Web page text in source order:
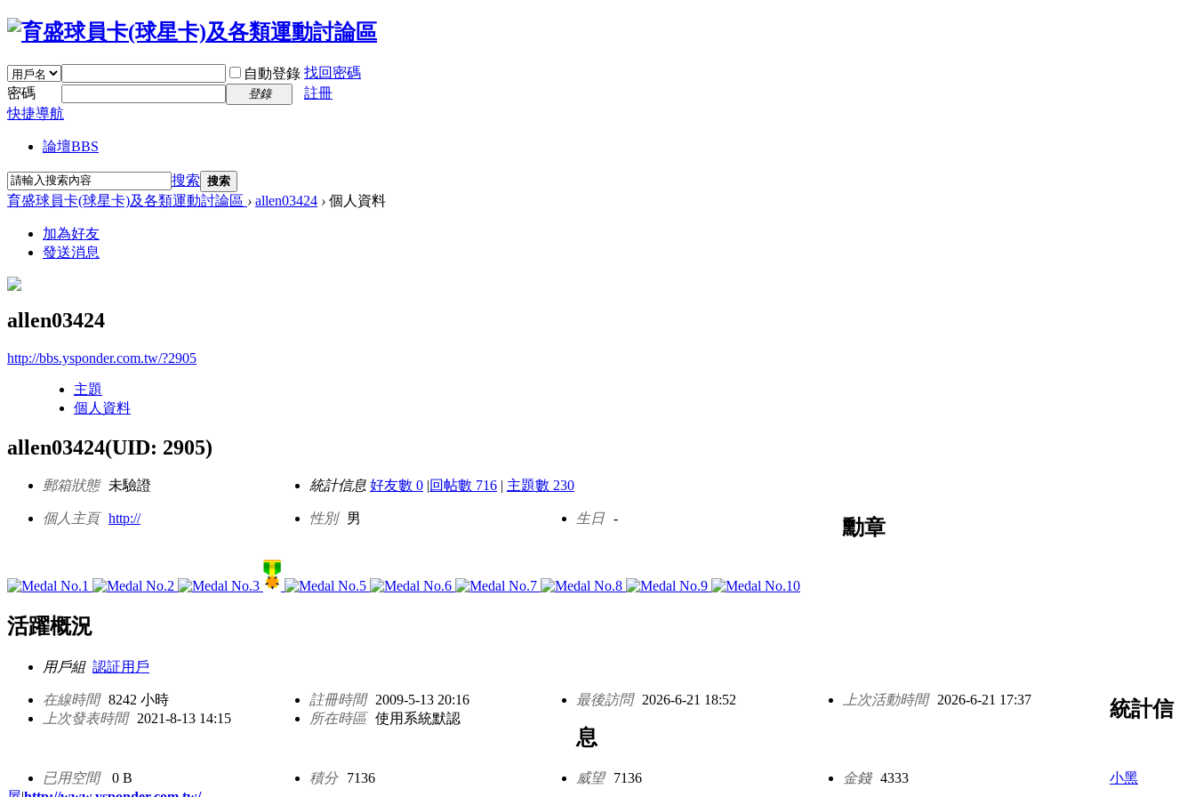
自動登錄 找回密碼
密碼
登錄
註冊
快捷導航
論壇BBS
搜索 搜索
育盛球員卡(球星卡)及各類運動討論區 › allen03424 › 個人資料
加為好友
發送消息
allen03424
http://bbs.ysponder.com.tw/?2905
主題
個人資料
allen03424(UID: 2905)
郵箱狀態 未驗證 統計信息 好友數 0 |回帖數 716 | 主題數 230
個人主頁 http:// 性別 男 生日 - 勳章
活躍概況
用戶組 認証用戶
在線時間 8242 小時 註冊時間 2009-5-13 20:16 最後訪問 2026-6-21 18:52 上次活動時間
2026-6-21 17:37
上次發表時間
2021-8-13 14:15 所在時區 使用系統默認
統計信
息
已用空間 0 B 積分 7136 威望 7136 金錢 4333
小黑